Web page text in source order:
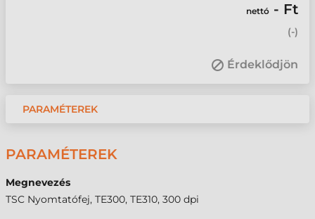
nettó - Ft
(-)
Érdeklődjön
PARAMÉTEREK
PARAMÉTEREK
Megnevezés
TSC Nyomtatófej, TE300, TE310, 300 dpi